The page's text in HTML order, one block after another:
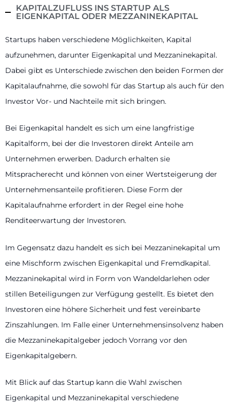
KAPITALZUFLUSS INS STARTUP ALS
EIGENKAPITAL ODER MEZZANINEKAPITAL
Startups haben verschiedene Möglichkeiten, Kapital
aufzunehmen, darunter Eigenkapital und Mezzaninekapital.
Dabei gibt es Unterschiede zwischen den beiden Formen der
Kapitalaufnahme, die sowohl für das Startup als auch für den
Investor Vor- und Nachteile mit sich bringen.
Bei Eigenkapital handelt es sich um eine langfristige
Kapitalform, bei der die Investoren direkt Anteile am
Unternehmen erwerben. Dadurch erhalten sie
Mitspracherecht und können von einer Wertsteigerung der
Unternehmensanteile profitieren. Diese Form der
Kapitalaufnahme erfordert in der Regel eine hohe
Renditeerwartung der Investoren.
Im Gegensatz dazu handelt es sich bei Mezzaninekapital um
eine Mischform zwischen Eigenkapital und Fremdkapital.
Mezzaninekapital wird in Form von Wandeldarlehen oder
stillen Beteiligungen zur Verfügung gestellt. Es bietet den
Investoren eine höhere Sicherheit und fest vereinbarte
Zinszahlungen. Im Falle einer Unternehmensinsolvenz haben
die Mezzaninekapitalgeber jedoch Vorrang vor den
Eigenkapitalgebern.
Mit Blick auf das Startup kann die Wahl zwischen
Eigenkapital und Mezzaninekapital verschiedene